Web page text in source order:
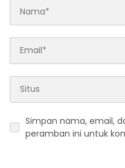
Simpan nama, email,
peramban ini untuk